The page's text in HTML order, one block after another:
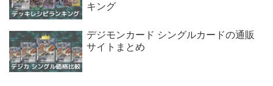
キング
デジモンカード シングルカードの通販
サイトまとめ